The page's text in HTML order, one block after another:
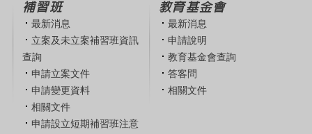
補習班
最新消息
立案及未立案補習班資訊
查詢
申請立案文件
申請變更資料
相關文件
申請設立短期補習班注意
教育基金會
最新消息
申請說明
教育基金會查詢
答客問
相關文件